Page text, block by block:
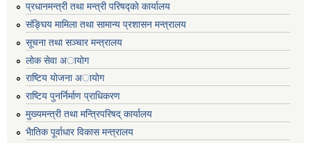
प्रधानमन्त्री तथा मन्त्री परिषद्काे कार्यालय
संङ्घिय मामिला तथा सामान्य प्रशासन मन्त्रालय
सूचना तथा सञ्चार मन्त्रालय
लाेक सेवा अायाेग
राष्टिय याेजना अायाेग
राष्टिय पुनर्निर्माण प्राधिकरण
मुख्यमन्त्री तथा मन्त्रिपरिषद् कार्यालय
भैातिक पूर्वाधार विकास मन्त्रालय